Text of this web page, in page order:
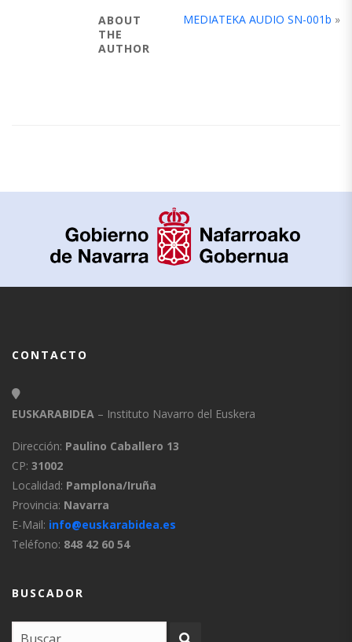
MEDIATEKA AUDIO SN-001b »
ABOUT
THE
AUTHOR
CONTACTO
EUSKARABIDEA – Instituto Navarro del Euskera
Dirección: Paulino Caballero 13
CP: 31002
Localidad: Pamplona/Iruña
Provincia: Navarra
E-Mail: info@euskarabidea.es
Teléfono: 848 42 60 54
BUSCADOR